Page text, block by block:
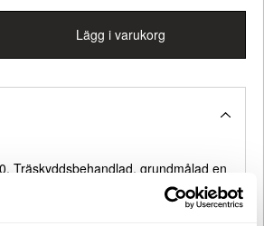
Lägg i varukorg
Träskyddsbehandlad, grundmålad en
FSC®-certifierad för ett
Används vid montering av Jabos